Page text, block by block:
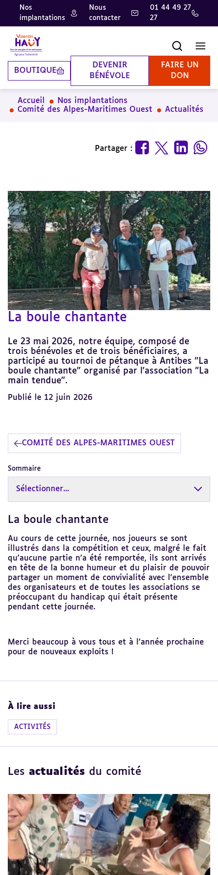
Aller
contenu
principal
Aller
pied
de
page
Aller
la
recherche
Nos
implantations
Nous
contacter
01 44 49 27
27
BOUTIQUE
DEVENIR
BÉNÉVOLE
FAIRE UN
DON
Accueil
Nos implantations
Comité des Alpes-Maritimes Ouest
Actualités
Partager :
La boule chantante
Le 23 mai 2026, notre équipe, composé de
trois bénévoles et de trois bénéficiaires, a
participé au tournoi de pétanque à Antibes "La
boule chantante" organisé par l’association "La
main tendue".
Publié le 12 juin 2026
COMITÉ DES ALPES-MARITIMES OUEST
Sommaire
Sélectionner...
La boule chantante
Au cours de cette journée, nos joueurs se sont
illustrés dans la compétition et ceux, malgré le fait
qu’aucune partie n’a été remportée, ils sont arrivés
en tête de la bonne humeur et du plaisir de pouvoir
partager un moment de convivialité avec l’ensemble
des organisateurs et de toutes les associations se
préoccupant du handicap qui était présente
pendant cette journée.
Merci beaucoup à vous tous et à l’année prochaine
pour de nouveaux exploits !
Revenir
sommaire
À lire aussi
ACTIVITÉS
Les actualités du comité